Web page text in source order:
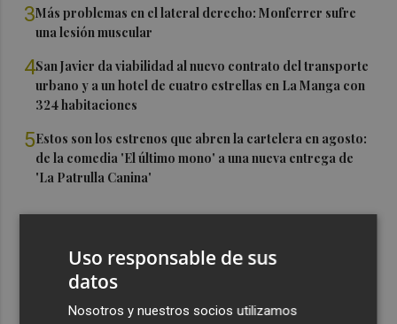
3Más problemas en el lateral derecho: Monferrer sufre
una lesión muscular
4San Javier da viabilidad al nuevo contrato del transporte
urbano y a un hotel de cuatro estrellas en La Manga con
324 habitaciones
5Estos son los estrenos que abren la cartelera en agosto:
de la comedia 'El último mono' a una nueva entrega de
'La Patrulla Canina'
Uso responsable de sus
datos
Nosotros y nuestros socios utilizamos